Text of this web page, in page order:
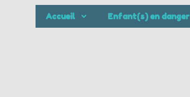
Accueil Enfant(s) en danger